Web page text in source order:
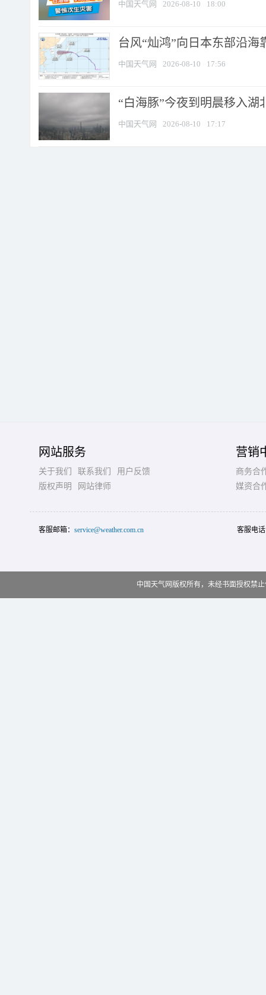
中国天气网 2026-08-10 18:00
台风“灿鸿”向日本东部沿海
中国天气网 2026-08-10 17:56
“白海豚”今夜到明晨移入湖
中国天气网 2026-08-10 17:17
网站服务
关于我们 联系我们
用户反馈
版权声明
网站律师
营销
商务合
媒资合
客服邮箱： service@weather.com.cn 客服电
中国天气网版权所有，未经书面授权